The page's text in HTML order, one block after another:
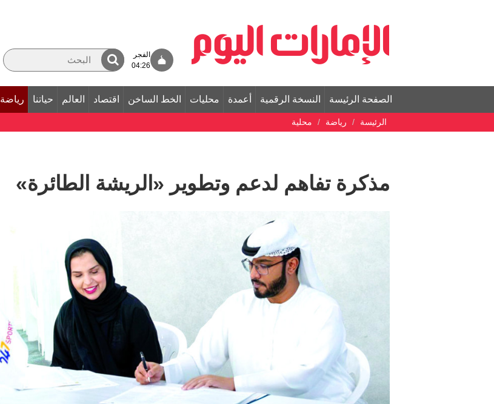
الفجر
04:26
الصفحة الرئيسة النسخة الرقمية أعمدة محليات الخط الساخن اقتصاد العالم حياتنا رياضة
الرئيسة رياضة محلية
مذكرة تفاهم لدعم وتطوير «الريشة الطائرة»